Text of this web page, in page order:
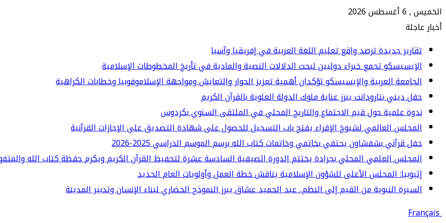
الخميس , 6 أغسطس 2026
أخبار عاجلة
تقارير جديدة ترصد واقع تعليم اللغة العربية في إفريقيا وآسيا
الإيسيسكو تجمع خبراء دوليين لبحث الدلالات النصية والمادية في تأريخ المخطوطات الإسلامية
الجامعة العربية والإيسيسكو تؤكدان أهمية تعزيز الحوار والتعايش ومواجهة الإسلاموفوبيا وخطابات الكراهية
حفل ديني بتارودانت يبرز عناية ملوك الدولة العلوية بالقرآن الكريم
ندوة علمية حول قيم الاجتماع والتاريخ المحلي في الملتقى السنوي بكردوس
المجلس العالمي لشيوخ الإقراء يفتح باب التسجيل للحصول على شهادة التصديق على الإجازات القرآنية
حفل قرآني بشفشاون يحتفي بخاتمي وخاتمات كتاب الله برسم الموسم الدراسي 2025-2026
المجلس العلمي المحلي بجرادة يختتم الدورة الصيفية السادسة عشرة لتحفيظ القرآن الكريم ويكرم حفظة كتاب الله
إثيوبيا: المجلس الأعلى للشؤون الإسلامية يناقش خطة العمل وأولويات العام الجديد
السيرة النبوية من القيم إلى النظم.. عبد الحميد عشاق يبرز النموذج الحضاري لبناء الإنسان وتدبير المدينة
Français